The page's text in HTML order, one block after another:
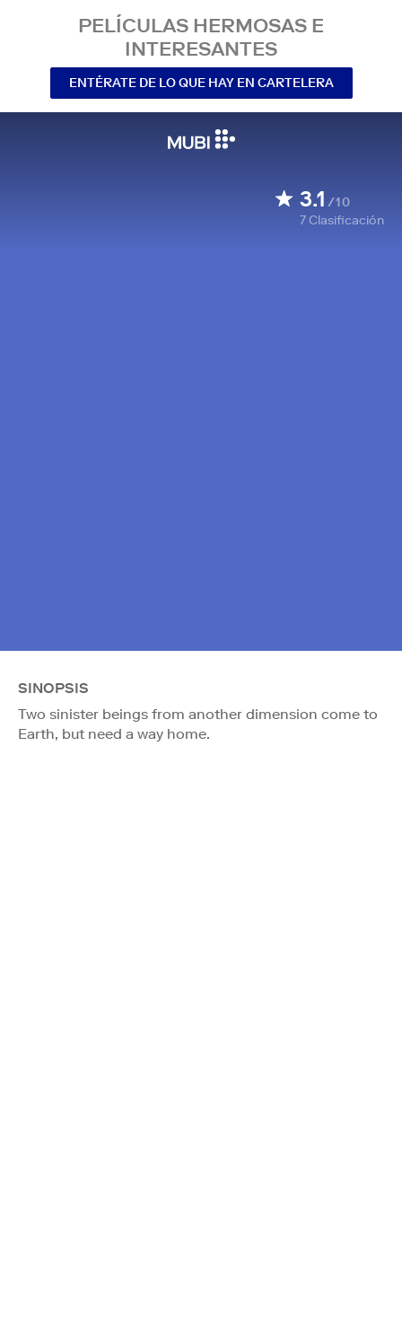
PELÍCULAS HERMOSAS E
INTERESANTES
ENTÉRATE DE LO QUE HAY EN CARTELERA
3.1 /10
7Clasificación
SINOPSIS
Two sinister beings from another dimension come to
Earth, but need a way home.